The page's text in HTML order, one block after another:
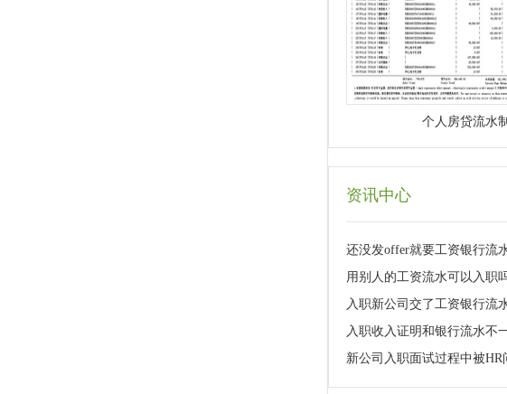
个人房贷流水
资讯中心
还没发offer就要工资银行流
用别人的工资流水可以入职
入职新公司交了工资银行流
入职收入证明和银行流水不